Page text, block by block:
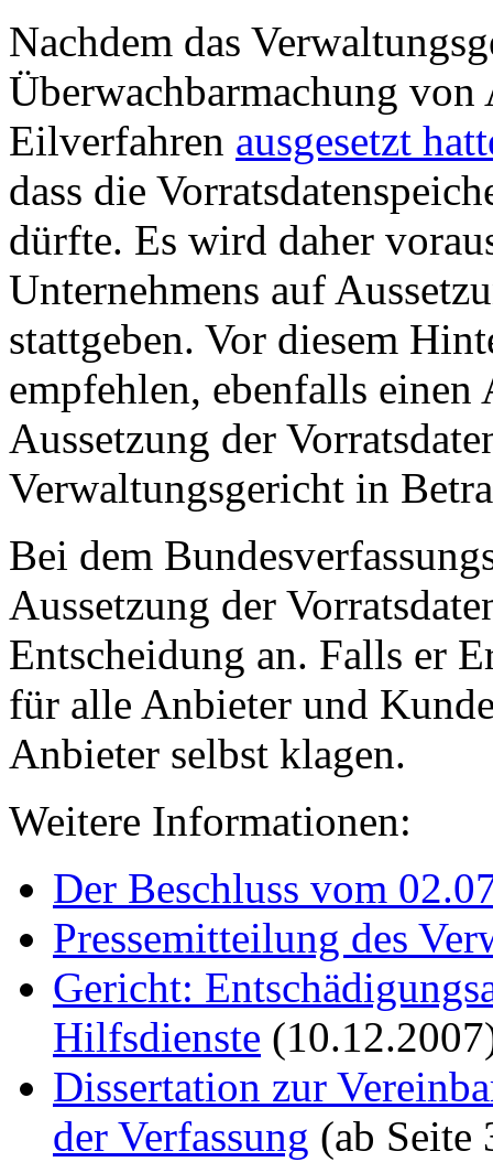
Nachdem das
Überwachbarmachung
Eilverfahren ausgesetzt
dass die
dürfte. Es wird daher
Unternehmens auf
stattgeben. Vor diesem
empfehlen, ebenfalls
Aussetzung der
Verwaltungsgericht in
Bei dem
Aussetzung der
Entscheidung an. Falls er
für alle Anbieter und
Anbieter selbst klagen.
Weitere Informationen:
Der Beschluss vom
Pressemitteilung des
Gericht:
Hilfsdienste
Dissertation zur
der Verfassung (ab Seite